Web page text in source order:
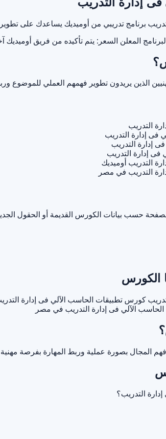
برنامج تدريبي من أوميديك يساعدك على
المعلن السعر: يتم تأكيده من فريق أوميديك
الذين يريدون تطوير فهمهم العملي للموضوع
التدريب
فى إدارة التدريب
إدارة التدريب
فى إدارة التدريب
التدريب أوميديك
التدريب في مصر
حسب بيانات الكورس القديمة أو الحقول
الكورس
كورس تطبيقات الحاسب الآلي فى إدارة
الآلي فى إدارة التدريب في مصر
المجال بصورة عملية وربط المهارة بفرصة
التدريب؟